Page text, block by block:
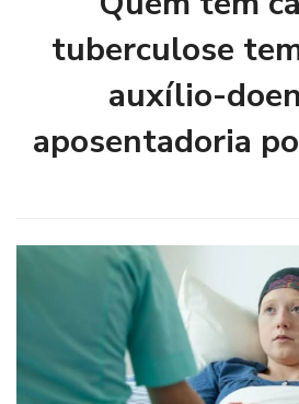
tuberculose
auxílio-
aposentadoria